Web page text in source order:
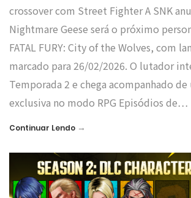
crossover com Street Fighter A SNK
Nightmare Geese será o próximo
FATAL FURY: City of the Wolves, com
marcado para 26/02/2026. O lutador
Temporada 2 e chega acompanhado de
exclusiva no modo RPG Episódios de…
Continuar Lendo →